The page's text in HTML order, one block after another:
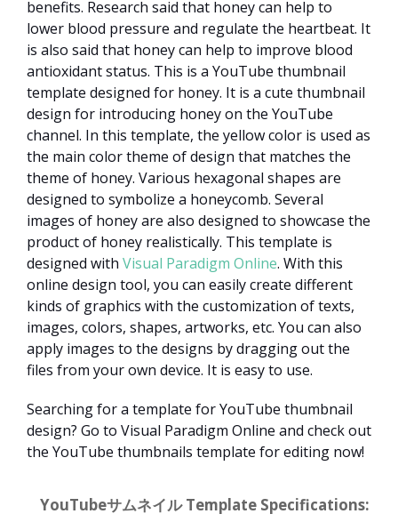
benefits. Research said that honey can help to
lower blood pressure and regulate the heartbeat. It
is also said that honey can help to improve blood
antioxidant status. This is a YouTube thumbnail
template designed for honey. It is a cute thumbnail
design for introducing honey on the YouTube
channel. In this template, the yellow color is used as
the main color theme of design that matches the
theme of honey. Various hexagonal shapes are
designed to symbolize a honeycomb. Several
images of honey are also designed to showcase the
product of honey realistically. This template is
designed with Visual Paradigm Online. With this
online design tool, you can easily create different
kinds of graphics with the customization of texts,
images, colors, shapes, artworks, etc. You can also
apply images to the designs by dragging out the
files from your own device. It is easy to use.
Searching for a template for YouTube thumbnail
design? Go to Visual Paradigm Online and check out
the YouTube thumbnails template for editing now!
YouTubeサムネイル Template Specifications: